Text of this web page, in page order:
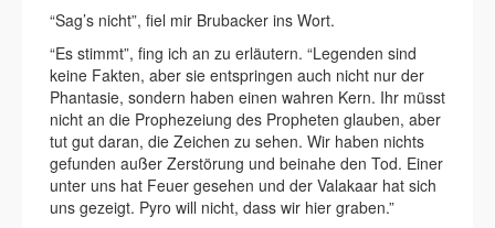
“Sag’s nicht”, fiel mir Brubacker ins Wort.
“Es stimmt”, fing ich an zu erläutern. “Legenden sind
keine Fakten, aber sie entspringen auch nicht nur der
Phantasie, sondern haben einen wahren Kern. Ihr müsst
nicht an die Prophezeiung des Propheten glauben, aber
tut gut daran, die Zeichen zu sehen. Wir haben nichts
gefunden außer Zerstörung und beinahe den Tod. Einer
unter uns hat Feuer gesehen und der Valakaar hat sich
uns gezeigt. Pyro will nicht, dass wir hier graben.”